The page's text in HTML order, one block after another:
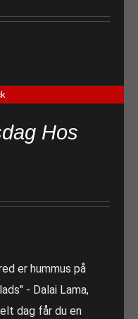
Hos
er hummus på
- Dalai Lama,
dag får du en